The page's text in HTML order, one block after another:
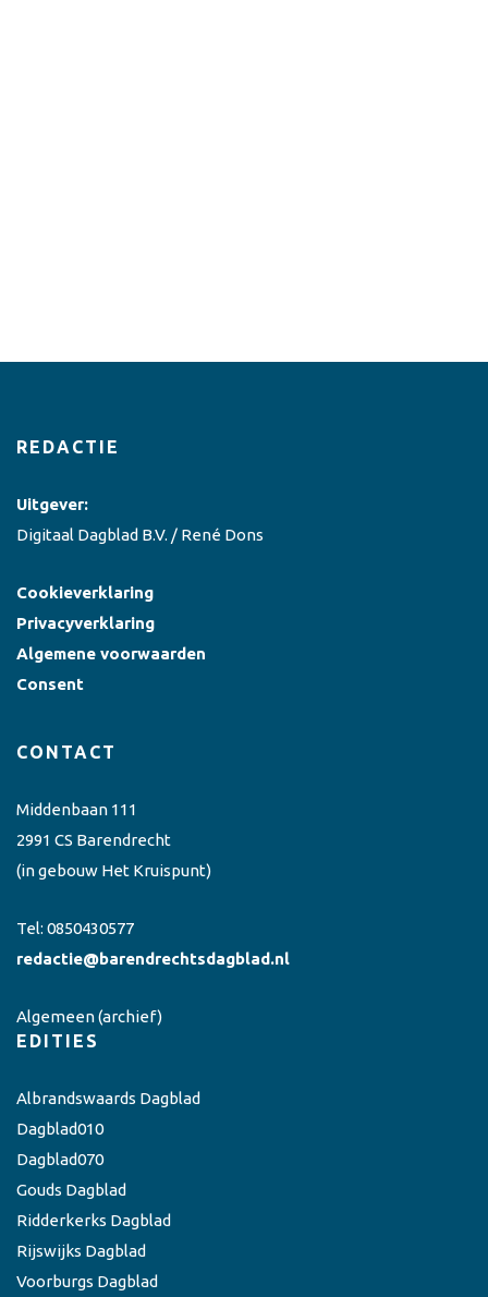
REDACTIE
Uitgever:
Digitaal Dagblad B.V. / René Dons
Cookieverklaring
Privacyverklaring
Algemene voorwaarden
Consent
CONTACT
Middenbaan 111
2991 CS Barendrecht
(in gebouw Het Kruispunt)
Tel: 0850430577
redactie@barendrechtsdagblad.nl
Algemeen(archief)
EDITIES
Albrandswaards Dagblad
Dagblad010
Dagblad070
Gouds Dagblad
Ridderkerks Dagblad
Rijswijks Dagblad
Voorburgs Dagblad